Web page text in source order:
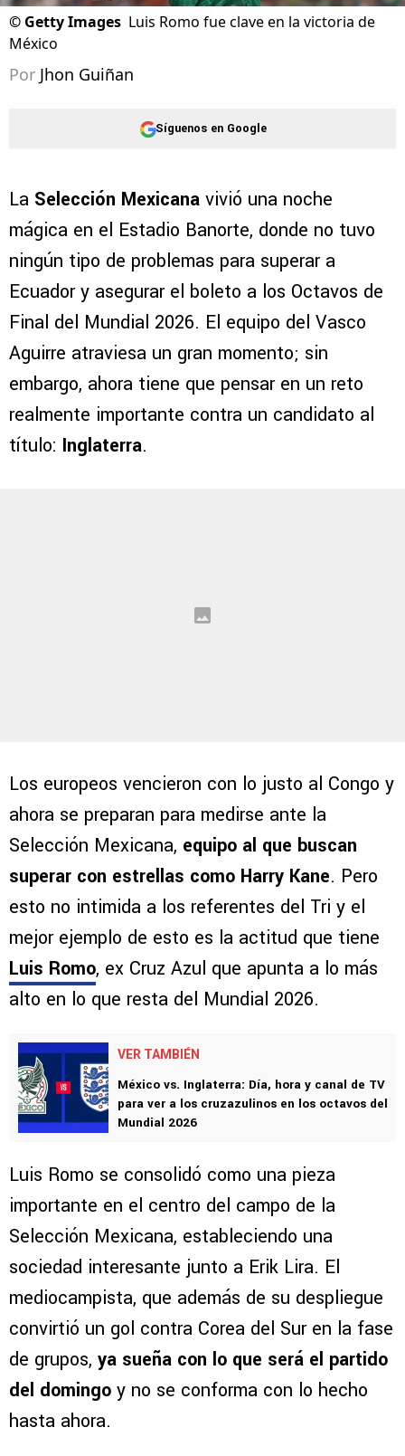
© Getty Images Luis Romo fue clave en la victoria de
México
Por Jhon Guiñan
Síguenos en Google
La Selección Mexicana vivió una noche
mágica en el Estadio Banorte, donde no tuvo
ningún tipo de problemas para superar a
Ecuador y asegurar el boleto a los Octavos de
Final del Mundial 2026. El equipo del Vasco
Aguirre atraviesa un gran momento; sin
embargo, ahora tiene que pensar en un reto
realmente importante contra un candidato al
título: Inglaterra.
Los europeos vencieron con lo justo al Congo y
ahora se preparan para medirse ante la
Selección Mexicana, equipo al que buscan
superar con estrellas como Harry Kane. Pero
esto no intimida a los referentes del Tri y el
mejor ejemplo de esto es la actitud que tiene
Luis Romo, ex Cruz Azul que apunta a lo más
alto en lo que resta del Mundial 2026.
VER TAMBIÉN
México vs. Inglaterra: Día, hora y canal de TV
para ver a los cruzazulinos en los octavos del
Mundial 2026
Luis Romo se consolidó como una pieza
importante en el centro del campo de la
Selección Mexicana, estableciendo una
sociedad interesante junto a Erik Lira. El
mediocampista, que además de su despliegue
convirtió un gol contra Corea del Sur en la fase
de grupos, ya sueña con lo que será el partido
del domingo y no se conforma con lo hecho
hasta ahora.